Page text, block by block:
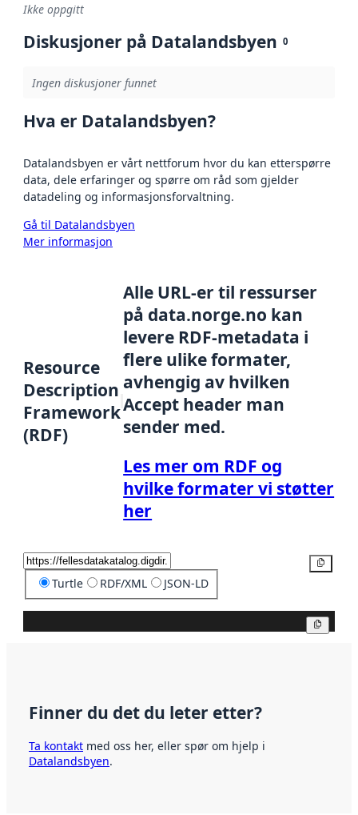
Ikke oppgitt
Diskusjoner på Datalandsbyen 0
Ingen diskusjoner funnet
Hva er Datalandsbyen?
Datalandsbyen er vårt nettforum hvor du kan etterspørre
data, dele erfaringer og spørre om råd som gjelder
datadeling og informasjonsforvaltning.
Gå til Datalandsbyen
Mer informasjon
Resource
Description
Framework
(RDF)
Alle URL-er til ressurser
på data.norge.no kan
levere RDF-metadata i
flere ulike formater,
avhengig av hvilken
Accept header man
sender med.
Les mer om RDF og
hvilke formater vi støtter
her
Turtle RDF/XML JSON-LD
Finner du det du leter etter?
Ta kontakt med oss her, eller spør om hjelp i
Datalandsbyen.